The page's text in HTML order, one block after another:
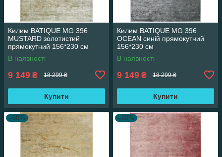
Килим BATIQUE MG 396
MUSTARD золотистий
прямокутний 156*230 см
В наявності
9 149 ₴ 18 299 ₴
Купити
Килим BATIQUE MG 396
OCEAN синій прямокутний
156*230 см
В наявності
9 149 ₴ 18 299 ₴
Купити
–50% –50%